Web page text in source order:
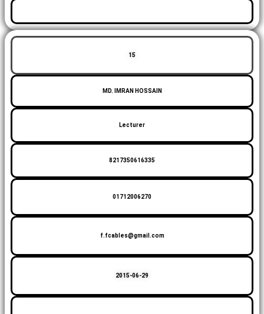
15
MD. IMRAN HOSSAIN
Lecturer
8217350616335
01712006270
f.fcables@gmail.com
2015-06-29